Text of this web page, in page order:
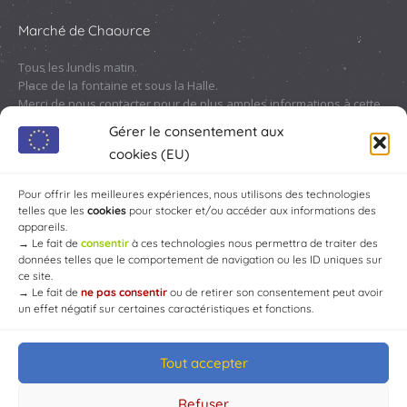
Gérer le consentement aux
cookies (EU)
Pour offrir les meilleures expériences, nous utilisons des technologies
telles que les cookies pour stocker et/ou accéder aux informations des
appareils.
→ Le fait de consentir à ces technologies nous permettra de traiter des
données telles que le comportement de navigation ou les ID uniques sur
ce site.
→ Le fait de ne pas consentir ou de retirer son consentement peut avoir
un effet négatif sur certaines caractéristiques et fonctions.
Tout accepter
Refuser
Marché de Chaource
Tous les lundis matin.
Place de la fontaine et sous la Halle.
Merci de nous contacter pour de plus amples informations à cette
© Mairie de Chaource [2004-2024] | Tous droits réservés.
Developed byWEB3-DESIGN